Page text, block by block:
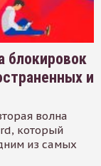
блокировок
и
волна
который
из самых